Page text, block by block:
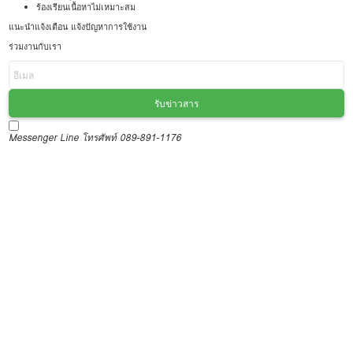
ร้องเรียนเนื้อหาไม่เหมาะสม
แนะนำแจ้งเตือน แจ้งปัญหาการใช้งาน
ร่วมงานกับเรา
รับข่าวสาร
Messenger Line โทรศัพท์ 089-891-1176